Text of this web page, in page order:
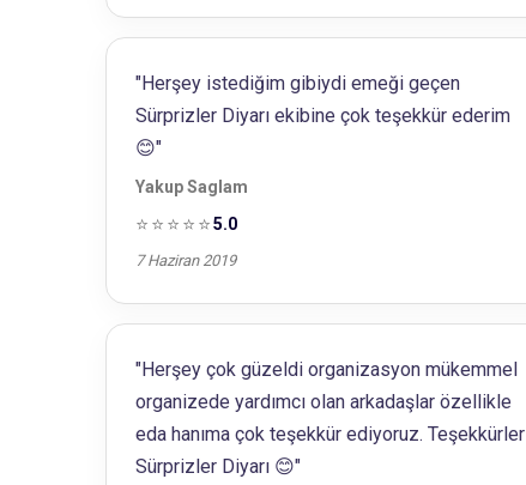
"Herşey istediğim gibiydi emeği geçen
Sürprizler Diyarı ekibine çok teşekkür ederim
😊"
Yakup Saglam
⭐⭐⭐⭐⭐5.0
7 Haziran 2019
"Herşey çok güzeldi organizasyon mükemmel
organizede yardımcı olan arkadaşlar özellikle
eda hanıma çok teşekkür ediyoruz. Teşekkürler
Sürprizler Diyarı 😊"